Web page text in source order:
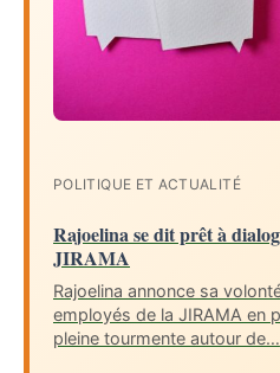
POLITIQUE ET ACTUALITÉ
Rajoelina se dit prêt à
JIRAMA
Rajoelina annonce sa
employés de la JIRAMA en
pleine tourmente autour de…